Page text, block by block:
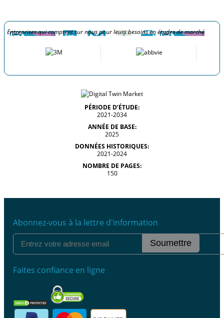
Entreprises qui comptent sur nous pour leurs besoins en études de marché
PÉRIODE D’ÉTUDE:
2021-2034
ANNÉE DE BASE:
2025
DONNÉES HISTORIQUES:
2021-2024
NOMBRE DE PAGES:
150
Abonnez-vous à la lettre d'information
Soumettre
Faites confiance en ligne